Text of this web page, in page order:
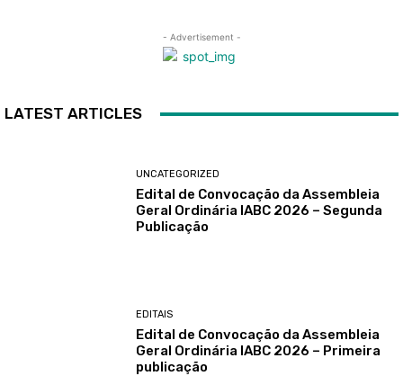
- Advertisement -
LATEST ARTICLES
UNCATEGORIZED
Edital de Convocação da Assembleia
Geral Ordinária IABC 2026 – Segunda
Publicação
EDITAIS
Edital de Convocação da Assembleia
Geral Ordinária IABC 2026 – Primeira
publicação